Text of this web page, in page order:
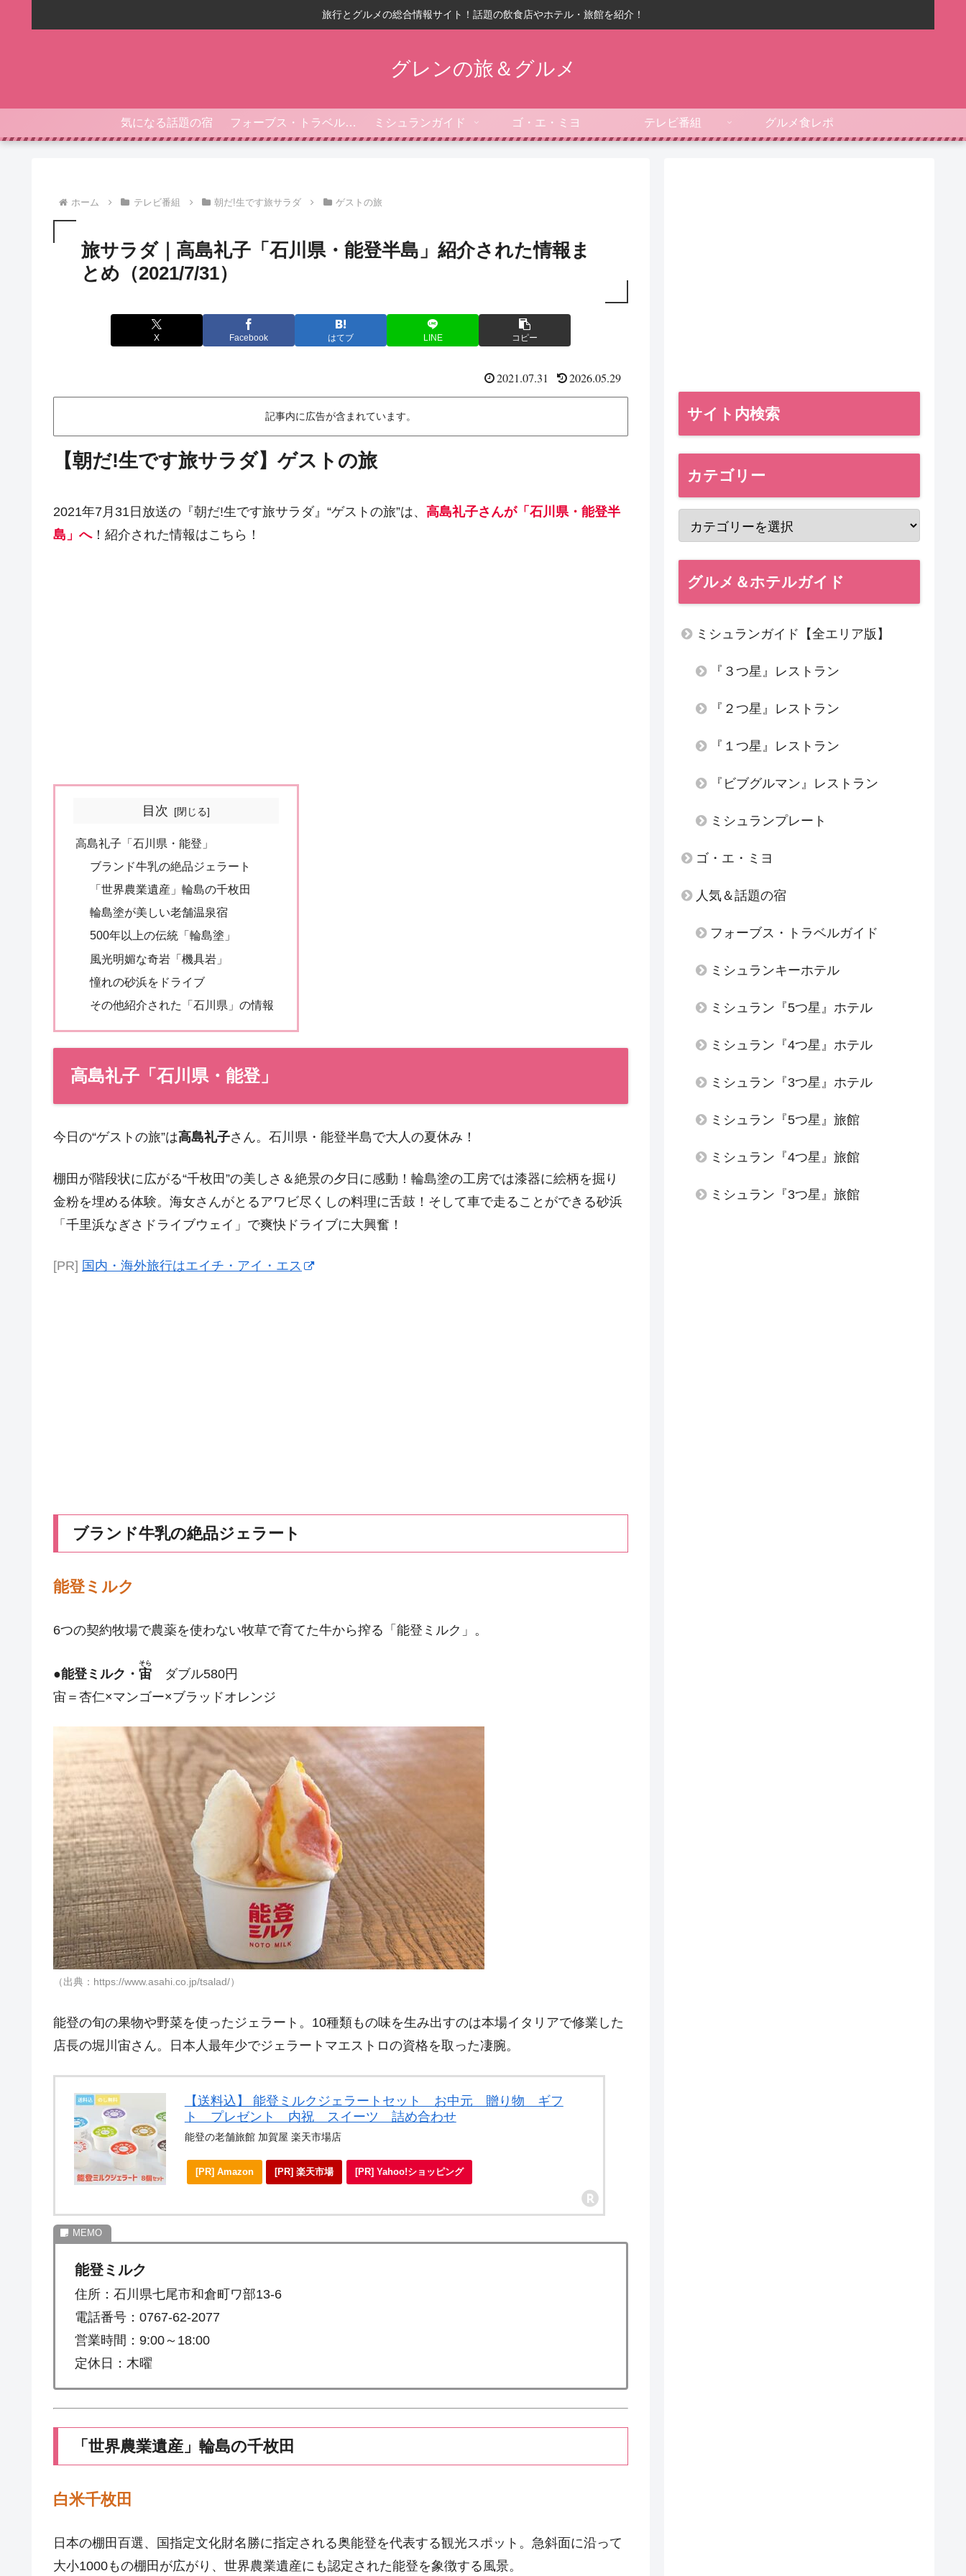
旅行とグルメの総合情報サイト！話題の飲食店やホテル・旅館を紹介！
グレンの旅＆グルメ
気になる話題の宿 フォーブス・トラベルガイド ミシュランガイド ゴ・エ・ミヨ テレビ番組 グルメ食レポ
ホーム テレビ番組 朝だ!生です旅サラダ ゲストの旅
旅サラダ｜高島礼子「石川県・能登半島」紹介された情報ま
とめ（2021/7/31）
X Facebook はてブ LINE コピー
2021.07.31 2026.05.29
記事内に広告が含まれています。
【朝だ!生です旅サラダ】ゲストの旅
2021年7月31日放送の『朝だ!生です旅サラダ』“ゲストの旅”は、 高島礼子さんが「石川県・能登半
島」へ！紹介された情報はこちら！
目次
高島礼子「石川県・能登」
ブランド牛乳の絶品ジェラート
「世界農業遺産」輪島の千枚田
輪島塗が美しい老舗温泉宿
500年以上の伝統「輪島塗」
風光明媚な奇岩「機具岩」
憧れの砂浜をドライブ
その他紹介された「石川県」の情報
高島礼子「石川県・能登」
今日の“ゲストの旅”は高島礼子さん。石川県・能登半島で大人の夏休み！
棚田が階段状に広がる“千枚田”の美しさ＆絶景の夕日に感動！輪島塗の工房では漆器に絵柄を掘り
金粉を埋める体験。海女さんがとるアワビ尽くしの料理に舌鼓！そして車で走ることができる砂浜
「千里浜なぎさドライブウェイ」で爽快ドライブに大興奮！
[PR] 国内・海外旅行はエイチ・アイ・エス
ブランド牛乳の絶品ジェラート
能登ミルク
6つの契約牧場で農薬を使わない牧草で育てた牛から搾る「能登ミルク」。
●能登ミルク・ 宙
そら
ダブル580円
宙＝杏仁×マンゴー×ブラッドオレンジ
（出典：https://www.asahi.co.jp/tsalad/）
能登の旬の果物や野菜を使ったジェラート。10種類もの味を生み出すのは本場イタリアで修業した
店長の堀川宙さん。日本人最年少でジェラートマエストロの資格を取った凄腕。
【送料込】 能登ミルクジェラートセット お中元 贈り物 ギフ
ト プレゼント 内祝 スイーツ 詰め合わせ
能登の老舗旅館 加賀屋 楽天市場店
[PR] Amazon [PR] 楽天市場 [PR] Yahoo!ショッピング
能登ミルク
住所：石川県七尾市和倉町ワ部13-6
電話番号：0767-62-2077
営業時間：9:00～18:00
定休日：木曜
「世界農業遺産」輪島の千枚田
白米千枚田
日本の棚田百選、国指定文化財名勝に指定される奥能登を代表する観光スポット。急斜面に沿って
大小1000もの棚田が広がり、世界農業遺産にも認定された能登を象徴する風景。
サイト内検索
カテゴリー
グルメ＆ホテルガイド
ミシュランガイド【全エリア版】
『３つ星』レストラン
『２つ星』レストラン
『１つ星』レストラン
『ビブグルマン』レストラン
ミシュランプレート
ゴ・エ・ミヨ
人気＆話題の宿
フォーブス・トラベルガイド
ミシュランキーホテル
ミシュラン『5つ星』ホテル
ミシュラン『4つ星』ホテル
ミシュラン『3つ星』ホテル
ミシュラン『5つ星』旅館
ミシュラン『4つ星』旅館
ミシュラン『3つ星』旅館